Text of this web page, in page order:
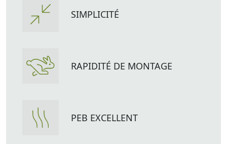
SIMPLICITÉ
RAPIDITÉ DE MONTAGE
PEB EXCELLENT